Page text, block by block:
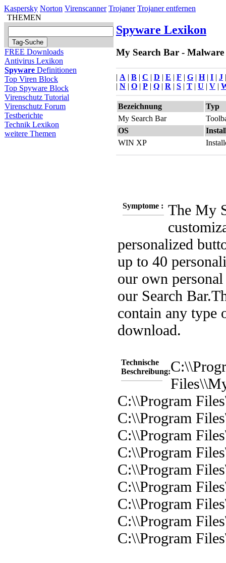
Kaspersky Norton Virenscanner Trojaner Trojaner entfernen
THEMEN
FREE Downloads
Antivirus Lexikon
Spyware Definitionen
Top Viren Block
Top Spyware Block
Virenschutz Tutorial
Virenschutz Forum
Testberichte
Technik Lexikon
weitere Themen
Spyware Lexikon
My Search Bar -
| A | B | C | D | E | F | G | H| I | J
| N | O | P | Q | R | S | T | U | V |
Bezeichnung
Typ
My Search Bar
OS
WIN XP
Symptome : The My
personalized
up to 40
our own
our Search Bar.
contain any type
download.
Technische
Beschreibung:
C:\\Program
C:\\Program
C:\\Program
C:\\Program
C:\\Program
C:\\Program
C:\\Program
C:\\Program
C:\\Program